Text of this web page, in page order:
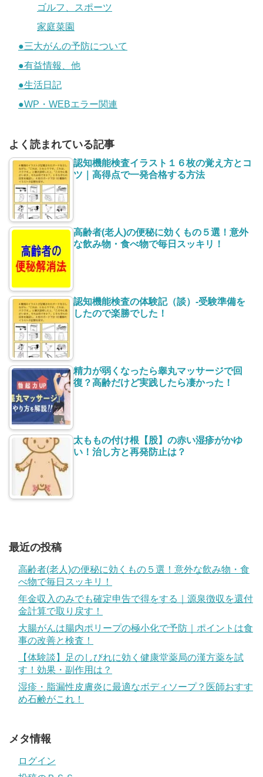
ゴルフ、スポーツ
家庭菜園
●三大がんの予防について
●有益情報、他
●生活日記
●WP・WEBエラー関連
よく読まれている記事
認知機能検査イラスト１６枚の覚え方とコ
ツ｜高得点で一発合格する方法
高齢者(老人)の便秘に効くもの５選！意外
な飲み物・食べ物で毎日スッキリ！
認知機能検査の体験記（談）-受験準備を
したので楽勝でした！
精力が弱くなったら睾丸マッサージで回
復？高齢だけど実践したら凄かった！
太ももの付け根【股】の赤い湿疹がかゆ
い！治し方と再発防止は？
最近の投稿
高齢者(老人)の便秘に効くもの５選！意外な飲み物・食
べ物で毎日スッキリ！
年金収入のみでも確定申告で得をする｜源泉徴収を還付
金計算で取り戻す！
大腸がんは腸内ポリープの極小化で予防｜ポイントは食
事の改善と検査！
【体験談】足のしびれに効く健康堂薬局の漢方薬を試
す！効果・副作用は？
湿疹・脂漏性皮膚炎に最適なボディソープ？医師おすす
め石鹸がこれ！
メタ情報
ログイン